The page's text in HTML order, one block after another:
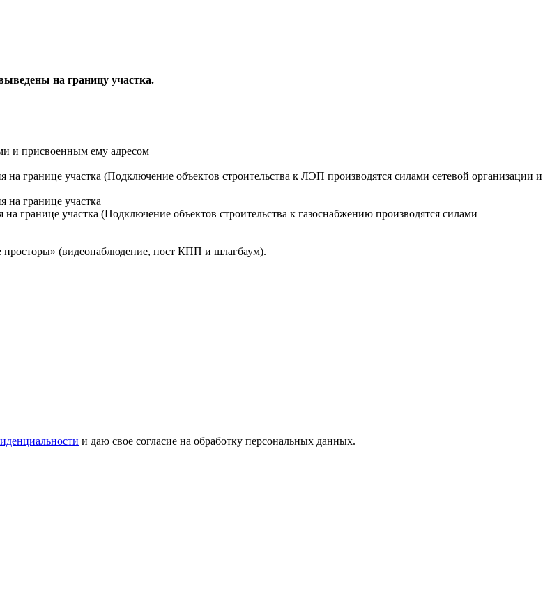
на границу участка.
и присвоенным ему адресом
границе участка (Подключение объектов строительства к ЛЭП производятся силами сетевой организации и
границе участка
границе участка (Подключение объектов строительства к газоснабжению производятся силами
(видеонаблюдение, пост КПП и шлагбаум).
и даю свое согласие на обработку персональных данных.